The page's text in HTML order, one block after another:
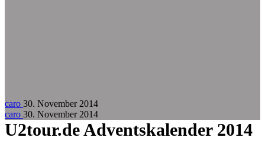
caro 30. November 2014
caro 30. November 2014
U2tour.de Adventskalender 2014